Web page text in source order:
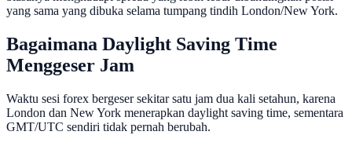
yang sama yang dibuka selama tumpang tindih London/New York.
Bagaimana Daylight Saving Time
Menggeser Jam
Waktu sesi forex bergeser sekitar satu jam dua kali setahun, karena
London dan New York menerapkan daylight saving time, sementara
GMT/UTC sendiri tidak pernah berubah.